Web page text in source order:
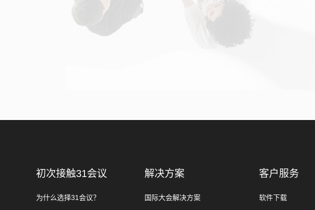
初次接触31会议
为什么选择31会议？
解决方案
国际大会解决方案
客户服务
软件下载